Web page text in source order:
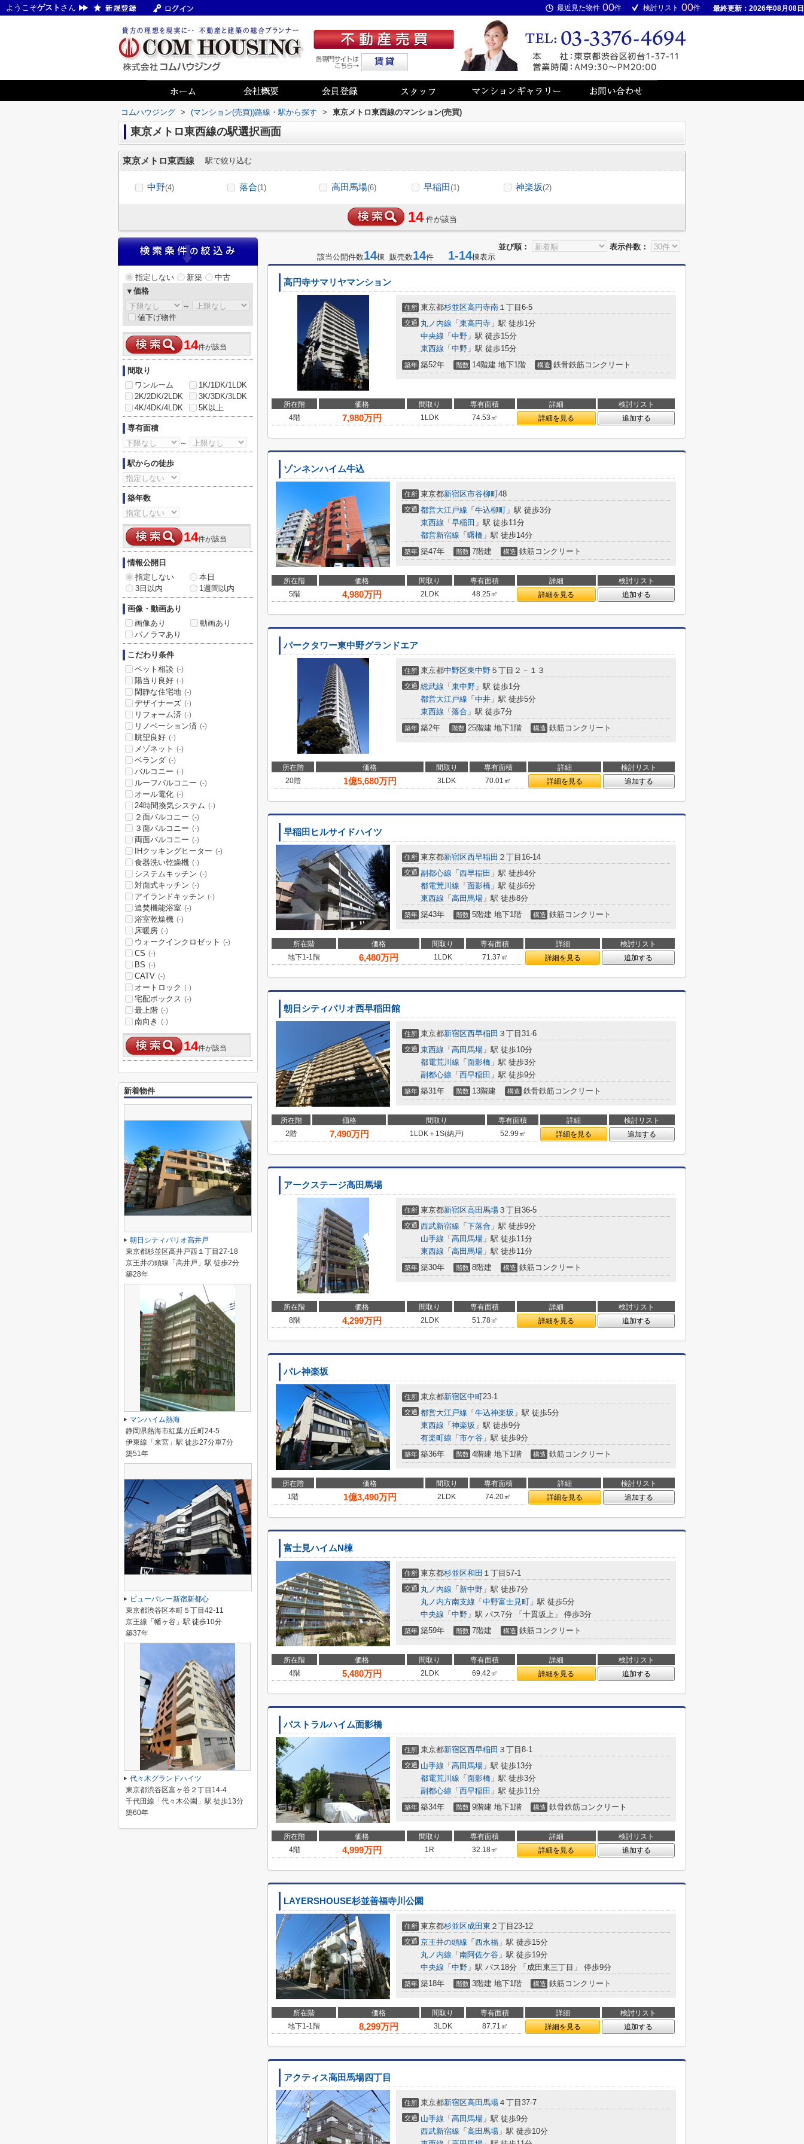
ようこそゲスト さん 最近見た物件 00件 検討リスト 00件 最終更新：2026年08月08日
コムハウジング > (マンション(売買))路線・駅から探す > 東京メトロ東西線のマンション(売買)
東京メトロ東西線の駅選択画面
東京メトロ東西線 駅で絞り込む
中野(4) 落合(1) 高田馬場(6) 早稲田(1) 神楽坂(2)
14 件が該当
並び順：
表示件数：
該当公開件数14棟 販売数14件 1-14棟表示
高円寺サマリヤマンション
住所 東京都杉並区高円寺南 １丁目6-5
交通 丸ノ内線 「 東高円寺 」駅 徒歩1分
中央線 「 中野 」駅 徒歩15分
東西線 「 中野 」駅 徒歩15分
築年 築52年 階数 14階建 地下1階 構造 鉄骨鉄筋コンクリート
所在階 価格 間取り 専有面積 詳細
検討リスト
4階
7,980万円 1LDK 74.53㎡ 詳細を見る 追加する
ゾンネンハイム牛込
住所 東京都新宿区市谷柳町48
交通 都営大江戸線 「 牛込柳町 」駅 徒歩3分
東西線 「 早稲田 」駅 徒歩11分
都営新宿線 「 曙橋 」駅 徒歩14分
築年 築47年 階数 7階建 構造 鉄筋コンクリート
所在階 価格 間取り 専有面積 詳細
検討リスト
5階
4,980万円 2LDK 48.25㎡ 詳細を見る 追加する
パークタワー東中野グランドエア
住所 東京都中野区東中野 ５丁目２－１３
交通 総武線 「 東中野 」駅 徒歩1分
都営大江戸線 「 中井 」駅 徒歩5分
東西線 「 落合 」駅 徒歩7分
築年 築2年 階数 25階建 地下1階 構造 鉄筋コンクリート
所在階 価格 間取り 専有面積 詳細
検討リスト
20階
1億5,680万円 3LDK 70.01㎡ 詳細を見る 追加する
早稲田ヒルサイドハイツ
住所 東京都新宿区西早稲田 ２丁目16-14
交通 副都心線 「 西早稲田 」駅 徒歩4分
都電荒川線 「 面影橋 」駅 徒歩6分
東西線 「 高田馬場 」駅 徒歩8分
築年 築43年 階数 5階建 地下1階 構造 鉄筋コンクリート
所在階 価格 間取り 専有面積 詳細
検討リスト
地下1-1階
6,480万円 1LDK 71.37㎡ 詳細を見る 追加する
朝日シティパリオ西早稲田館
住所 東京都新宿区西早稲田 ３丁目31-6
交通 東西線 「 高田馬場 」駅 徒歩10分
都電荒川線 「 面影橋 」駅 徒歩3分
副都心線 「 西早稲田 」駅 徒歩9分
築年 築31年 階数 13階建 構造 鉄骨鉄筋コンクリート
所在階 価格 間取り 専有面積 詳細
検討リスト
2階
7,490万円 1LDK＋1S(納戸) 52.99㎡ 詳細を見る 追加する
アークステージ高田馬場
住所 東京都新宿区高田馬場 ３丁目36-5
交通 西武新宿線 「 下落合 」駅 徒歩9分
山手線 「 高田馬場 」駅 徒歩11分
東西線 「 高田馬場 」駅 徒歩11分
築年 築30年 階数 8階建 構造 鉄筋コンクリート
所在階 価格 間取り 専有面積 詳細
検討リスト
8階
4,299万円 2LDK 51.78㎡ 詳細を見る 追加する
パレ神楽坂
住所 東京都新宿区中町23-1
交通 都営大江戸線 「 牛込神楽坂 」駅 徒歩5分
東西線 「 神楽坂 」駅 徒歩9分
有楽町線 「 市ケ谷 」駅 徒歩9分
築年 築36年 階数 4階建 地下1階 構造 鉄筋コンクリート
所在階 価格 間取り 専有面積 詳細
検討リスト
1階
1億3,490万円 2LDK 74.20㎡ 詳細を見る 追加する
富士見ハイムN棟
住所 東京都杉並区和田 １丁目57-1
交通 丸ノ内線 「 新中野 」駅 徒歩7分
丸ノ内方南支線 「 中野富士見町 」駅 徒歩5分
中央線 「 中野 」駅 バス7分 「十貫坂上」 停歩3分
築年 築59年 階数 7階建 構造 鉄筋コンクリート
所在階 価格 間取り 専有面積 詳細
検討リスト
4階
5,480万円 2LDK 69.42㎡ 詳細を見る 追加する
パストラルハイム面影橋
住所 東京都新宿区西早稲田 ３丁目8-1
交通 山手線 「 高田馬場 」駅 徒歩13分
都電荒川線 「 面影橋 」駅 徒歩3分
副都心線 「 西早稲田 」駅 徒歩11分
築年 築34年 階数 9階建 地下1階 構造 鉄骨鉄筋コンクリート
所在階 価格 間取り 専有面積 詳細
検討リスト
4階
4,999万円 1R 32.18㎡ 詳細を見る 追加する
LAYERSHOUSE杉並善福寺川公園
住所 東京都杉並区成田東 ２丁目23-12
交通 京王井の頭線 「 西永福 」駅 徒歩15分
丸ノ内線 「 南阿佐ケ谷 」駅 徒歩19分
中央線 「 中野 」駅 バス18分 「成田東三丁目」 停歩9分
築年 築18年 階数 3階建 地下1階 構造 鉄筋コンクリート
所在階 価格 間取り 専有面積 詳細
検討リスト
地下1-1階
8,299万円 3LDK 87.71㎡ 詳細を見る 追加する
アクティス高田馬場四丁目
住所 東京都新宿区高田馬場 ４丁目37-7
交通 山手線 「 高田馬場 」駅 徒歩9分
西武新宿線 「 高田馬場 」駅 徒歩10分
指定しない 新築
中古
▼価格
～
値下げ物件
14件が該当
間取り
ワンルーム
1K/1DK/1LDK
2K/2DK/2LDK
3K/3DK/3LDK
4K/4DK/4LDK
5K以上
専有面積
～
駅からの徒歩
築年数
14件が該当
情報公開日
指定しない
本日
3日以内
1週間以内
画像・動画あり
画像あり
動画あり
パノラマあり
こだわり条件
ペット相談 (-)
陽当り良好 (-)
閑静な住宅地 (-)
デザイナーズ (-)
リフォーム済 (-)
リノベーション済 (-)
眺望良好 (-)
メゾネット (-)
ベランダ (-)
バルコニー (-)
ルーフバルコニー (-)
オール電化 (-)
24時間換気システム (-)
２面バルコニー (-)
３面バルコニー (-)
両面バルコニー (-)
IHクッキングヒーター (-)
食器洗い乾燥機 (-)
システムキッチン (-)
対面式キッチン (-)
アイランドキッチン (-)
追焚機能浴室 (-)
浴室乾燥機 (-)
床暖房 (-)
ウォークインクロゼット (-)
CS (-)
BS (-)
CATV (-)
オートロック (-)
宅配ボックス (-)
最上階 (-)
南向き (-)
14件が該当
新着物件
朝日シティパリオ高井戸
東京都杉並区高井戸西１丁目27-18
京王井の頭線「高井戸」駅 徒歩2分
築28年
マンハイム熱海
静岡県熱海市紅葉ガ丘町24-5
伊東線「来宮」駅 徒歩27分車7分
築51年
ビューパレー新宿新都心
東京都渋谷区本町５丁目42-11
京王線「幡ヶ谷」駅 徒歩10分
築37年
代々木グランドハイツ
東京都渋谷区富ヶ谷２丁目14-4
千代田線「代々木公園」駅 徒歩13分
築60年